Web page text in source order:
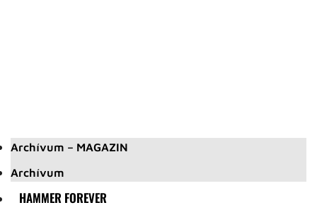
Archívum – MAGAZIN
Archívum
HAMMER FOREVER